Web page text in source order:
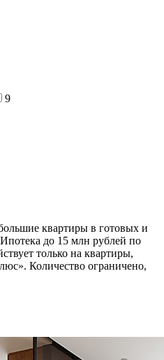
9
квартиры в готовых и
до 15 млн рублей по
только на квартиры,
Количество ограничено,